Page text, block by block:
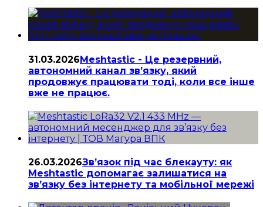
31.03.2026Meshtastic - Це резервний,
автономний канал зв’язку, який
продовжує працювати тоді, коли все інше
вже не працює.
26.03.2026Зв’язок під час блекауту: як
Meshtastic допомагає залишатися на
зв’язку без інтернету та мобільної мережі